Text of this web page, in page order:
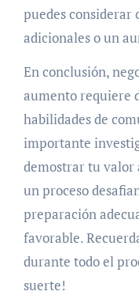
puedes considerar
adicionales o un
En conclusión,
aumento requiere
habilidades de
importante
demostrar tu valor
un proceso
preparación
favorable.
durante todo el
suerte!